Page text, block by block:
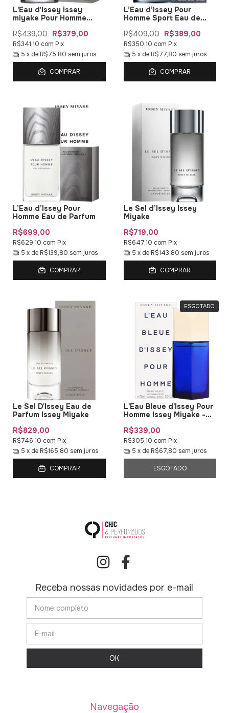
L'Eau d'Issey issey
miyake Pour Homme
R$439,00 R$379,00
R$341,10 com Pix
5 x de R$75,80 sem juros
COMPRAR
L’Eau d’Issey Pour
Homme Sport Eau de
R$409,00 R$389,00
R$350,10 com Pix
5 x de R$77,80 sem juros
COMPRAR
L’Eau d’Issey Pour
Homme Eau de Parfum
R$699,00
R$629,10 com Pix
5 x de R$139,80 sem juros
COMPRAR
Le Sel d’Issey Issey
Miyake
R$719,00
R$647,10 com Pix
5 x de R$143,80 sem juros
COMPRAR
Le Sel D'Issey Eau de
Parfum Issey Miyake
R$829,00
R$746,10 com Pix
5 x de R$165,80 sem juros
COMPRAR
ESGOTADO
L'Eau Bleue d'Issey Pour
Homme Issey Miyake -
R$339,00
R$305,10 com Pix
5 x de R$67,80 sem juros
ESGOTADO
Receba nossas novidades por e-mail
Navegação